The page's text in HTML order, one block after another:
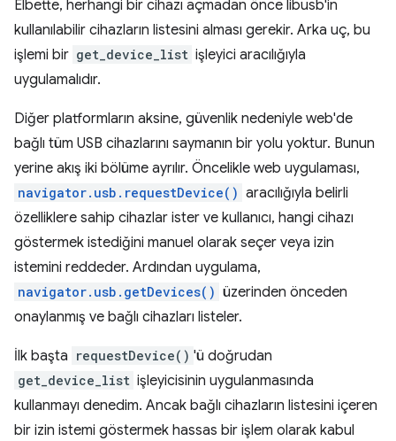
Elbette, herhangi bir cihazı açmadan önce libusb'in
kullanılabilir cihazların listesini alması gerekir. Arka uç, bu
işlemi bir get_device_list işleyici aracılığıyla
uygulamalıdır.
Diğer platformların aksine, güvenlik nedeniyle web'de
bağlı tüm USB cihazlarını saymanın bir yolu yoktur. Bunun
yerine akış iki bölüme ayrılır. Öncelikle web uygulaması,
navigator.usb.requestDevice() aracılığıyla belirli
özelliklere sahip cihazlar ister ve kullanıcı, hangi cihazı
göstermek istediğini manuel olarak seçer veya izin
istemini reddeder. Ardından uygulama,
navigator.usb.getDevices() üzerinden önceden
onaylanmış ve bağlı cihazları listeler.
İlk başta requestDevice() 'ü doğrudan
get_device_list işleyicisinin uygulanmasında
kullanmayı denedim. Ancak bağlı cihazların listesini içeren
bir izin istemi göstermek hassas bir işlem olarak kabul